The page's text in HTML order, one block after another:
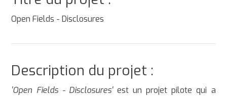
Open Fields - Disclosures
Description du projet :
'Open Fields - Disclosures'est un projet pilote qui a